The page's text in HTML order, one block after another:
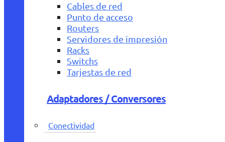
Cables de red
Punto de acceso
Routers
Servidores de impresión
Racks
Switchs
Tarjestas de red
Adaptadores / Conversores
Conectividad